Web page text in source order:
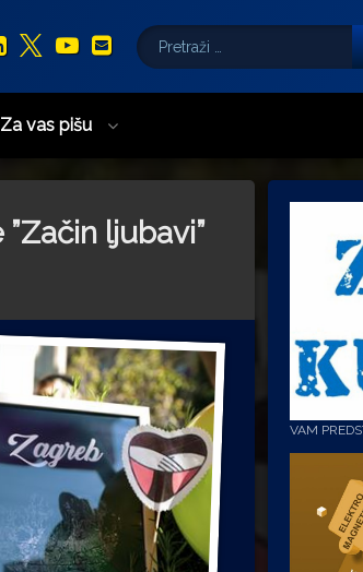
LinkedIn
X.com
YouTube
E-mail
Pretraži:
Za vas pišu
ljubavi”
VAM